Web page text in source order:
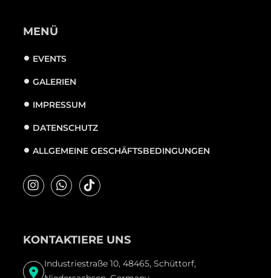
MENÜ
EVENTS
GALERIEN
IMPRESSUM
DATENSCHUTZ
ALLGEMEINE GESCHÄFTSBEDINGUNGEN
KONTAKTIERE UNS
Industriestraße 10, 48465, Schüttorf,